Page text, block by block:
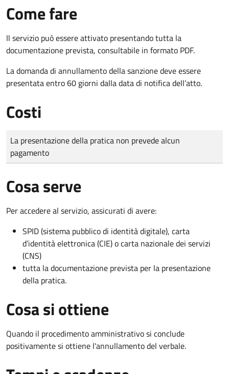
Come fare
Il servizio può essere attivato presentando tutta la
documentazione prevista, consultabile in formato PDF.
La domanda di annullamento della sanzione deve essere
presentata entro 60 giorni dalla data di notifica dell’atto.
Costi
Tipo di pagamento
Importo
La presentazione della pratica non prevede alcun
pagamento
Cosa serve
Per accedere al servizio, assicurati di avere:
SPID (sistema pubblico di identità digitale), carta
d’identità elettronica (CIE) o carta nazionale dei servizi
(CNS)
tutta la documentazione prevista per la presentazione
della pratica.
Cosa si ottiene
Quando il procedimento amministrativo si conclude
positivamente si ottiene l'annullamento del verbale.